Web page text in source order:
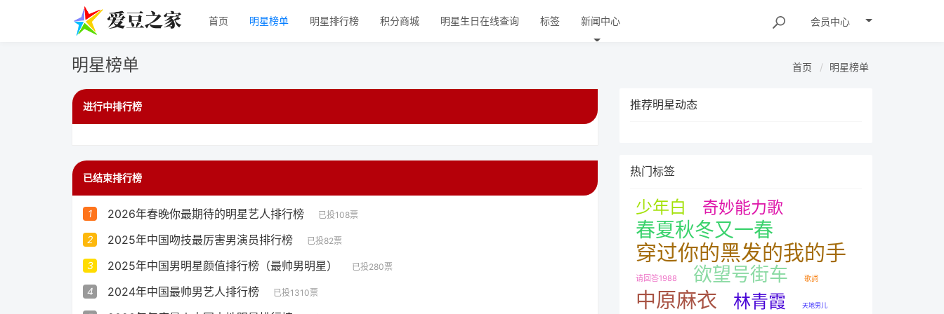
首页 明星榜单 明星排行榜 积分商城 明星生日在线查询 标签 新闻中心 会员中心
明星榜单 首页 明星榜单
进行中排行榜
已结束排行榜
1 2026年春晚你最期待的明星艺人排行榜 已投108票
2 2025年中国吻技最厉害男演员排行榜 已投82票
3 2025年中国男明星颜值排行榜（最帅男明星） 已投280票
4 2024年中国最帅男艺人排行榜 已投1310票
推荐明星动态
热门标签
少年白 奇妙能力歌
春夏秋冬又一春
穿过你的黑发的我的手
请回答1988 欲望号街车 歌詞
中原麻衣 林青霞 天地男儿